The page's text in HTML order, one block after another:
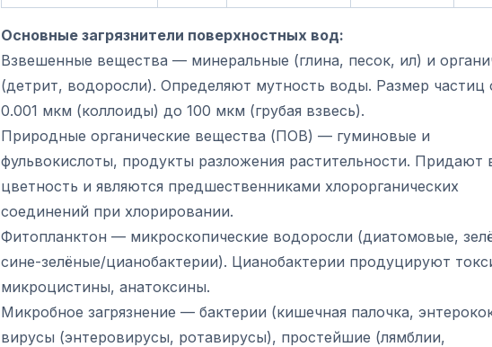
Основные загрязнители поверхностных вод:
Взвешенные вещества — минеральные (глина, песок, ил) и
(детрит, водоросли). Определяют мутность воды. Размер частиц
0.001 мкм (коллоиды) до 100 мкм (грубая взвесь).
Природные органические вещества (ПОВ) — гуминовые и
фульвокислоты, продукты разложения растительности. Придают
цветность и являются предшественниками хлорорганических
соединений при хлорировании.
Фитопланктон — микроскопические водоросли (диатомовые,
сине-зелёные/цианобактерии). Цианобактерии продуцируют
микроцистины, анатоксины.
Микробное загрязнение — бактерии (кишечная палочка,
вирусы (энтеровирусы, ротавирусы), простейшие (лямблии,